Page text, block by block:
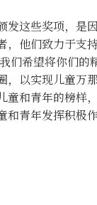
发这些奖项，是
，他们致力于支
们希望将你们的
，以实现儿童万
童和青年的榜样
和青年发挥积极